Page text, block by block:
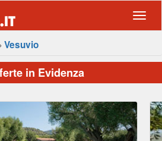
Vesuvio
in Evidenza